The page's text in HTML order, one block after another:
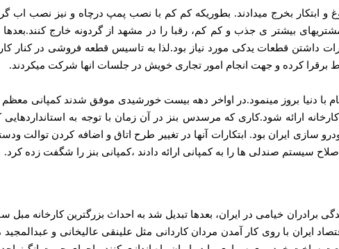
و ابتکار بخرج میدادند. بطوریکه کم کم با نصب پمپ درچاه و نیز نصب
مشتریهای بیشتر ی جذب و کم کم، رقبا را در مشهد از گردونه خارج
داشتن قطعات یدکی مورد نیاز بود.لذا به تاسیس قطعه فروشی در کنار
برقرا کرده و جهت انجام امور تجاری خویش در جلسات انها شرکت میکردند.
با دنیا بروز مینمود.در اواخر دهه بیست خورشیدی موفق شدند کمپانی
ارائه شود.کاری که مرسدس بنز در آن زمان با توجه به
سازی ایران بود. ابتکارات آنها در تغییر طرح اتاق و اضافه کردن توالت
سیستم صندلی ها را به کمپانی ارائه دادند ،کمپانی بنز را شگفت زده کرد.
برادران خیامی در ایران، بعدها تبدیل شد به احداث بزرگترین کارخانه
ایران با روی کار آمدن مردان کاردانی مثل علینقی عالیخانی و